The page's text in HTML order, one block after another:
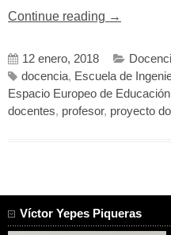
Continue reading «Métodos
en
la
enseñanza
→
12 enero, 2018
docencia, Escuela de
Espacio Europeo de
docentes, profesor, proyecto
Víctor Yepes Piqueras